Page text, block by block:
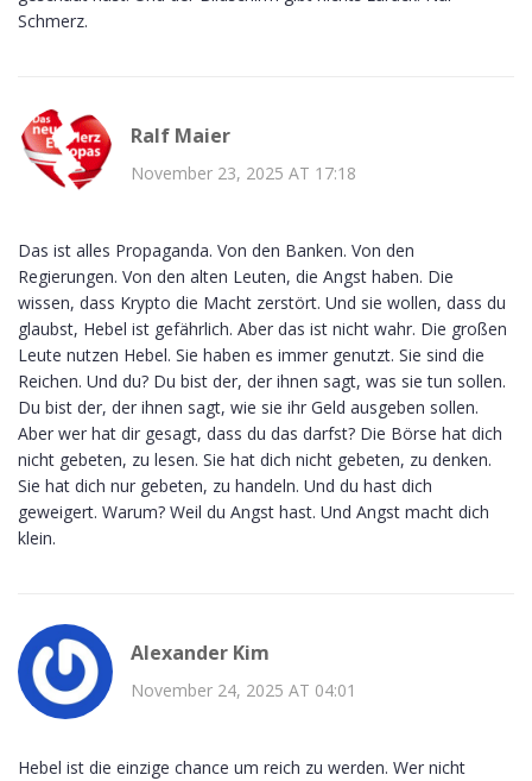
Schmerz.
Ralf Maier
November 23, 2025 AT 17:18
Das ist alles Propaganda. Von den Banken. Von den
Regierungen. Von den alten Leuten, die Angst haben. Die
wissen, dass Krypto die Macht zerstört. Und sie wollen, dass du
glaubst, Hebel ist gefährlich. Aber das ist nicht wahr. Die großen
Leute nutzen Hebel. Sie haben es immer genutzt. Sie sind die
Reichen. Und du? Du bist der, der ihnen sagt, was sie tun sollen.
Du bist der, der ihnen sagt, wie sie ihr Geld ausgeben sollen.
Aber wer hat dir gesagt, dass du das darfst? Die Börse hat dich
nicht gebeten, zu lesen. Sie hat dich nicht gebeten, zu denken.
Sie hat dich nur gebeten, zu handeln. Und du hast dich
geweigert. Warum? Weil du Angst hast. Und Angst macht dich
klein.
Alexander Kim
November 24, 2025 AT 04:01
Hebel ist die einzige chance um reich zu werden. Wer nicht